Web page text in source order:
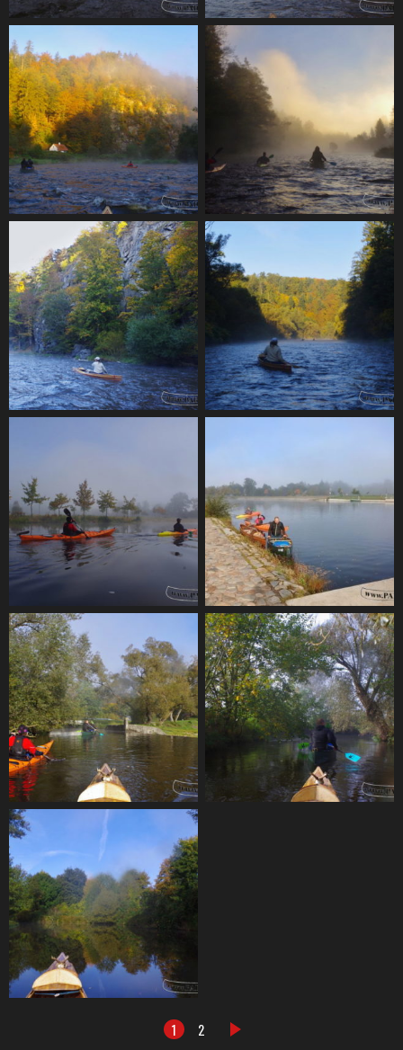
1 2
DALŠÍ